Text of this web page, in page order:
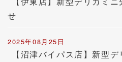
せ
2025年08月25日
【沼津バイパス店】新型